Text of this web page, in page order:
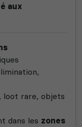
aux
loot rare, objets
dans les zones